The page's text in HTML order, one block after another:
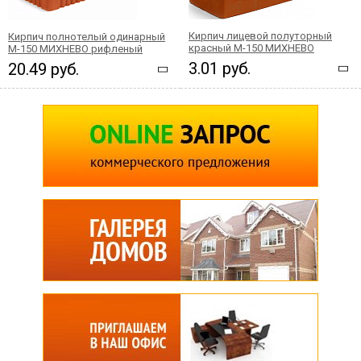
Кирпич полнотелый одинарный
М-150 МИХНЕВО рифленый
20.49 руб.
Кирпич лицевой полуторный
красный М-150 МИХНЕВО
3.01 руб.